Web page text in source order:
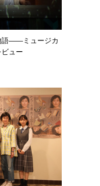
語――ミュージカ
ュー